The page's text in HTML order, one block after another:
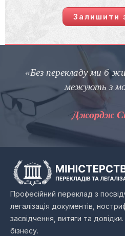
Залишити
«Без перекладу ми б жили
межують з
Джордж
Професійний переклад з
легалізація документів,
засвідчення, витяги та
бізнесу.